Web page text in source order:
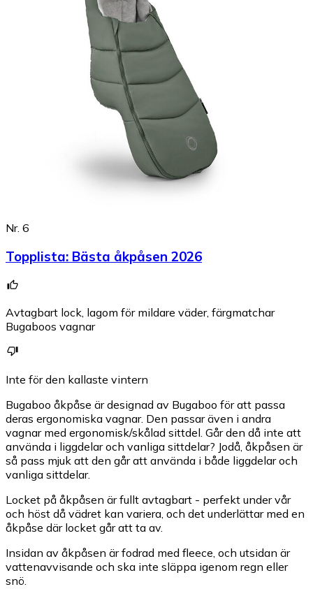
Nr. 6
Topplista: Bästa åkpåsen 2026
Avtagbart lock, lagom för mildare väder, färgmatchar
Bugaboos vagnar
Inte för den kallaste vintern
Bugaboo åkpåse är designad av Bugaboo för att passa
deras ergonomiska vagnar. Den passar även i andra
vagnar med ergonomisk/skålad sittdel. Går den då inte att
använda i liggdelar och vanliga sittdelar? Jodå, åkpåsen är
så pass mjuk att den går att använda i både liggdelar och
vanliga sittdelar.
Locket på åkpåsen är fullt avtagbart - perfekt under vår
och höst då vädret kan variera, och det underlättar med en
åkpåse där locket går att ta av.
Insidan av åkpåsen är fodrad med fleece, och utsidan är
vattenavvisande och ska inte släppa igenom regn eller
snö.